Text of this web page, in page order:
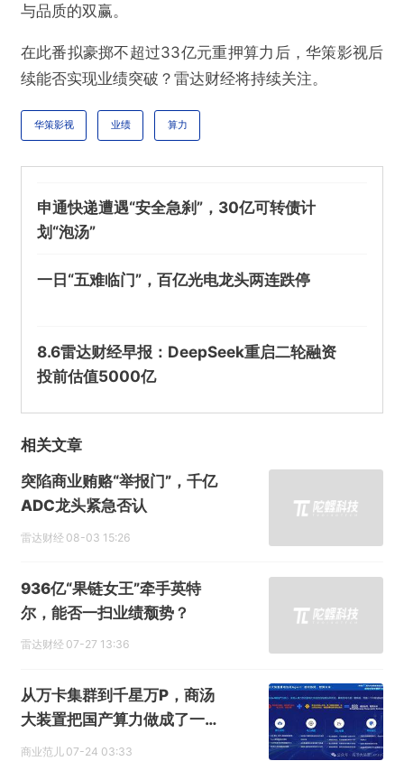
与品质的双赢。
在此番拟豪掷不超过33亿元重押算力后，华策影视后
续能否实现业绩突破？雷达财经将持续关注。
华策影视 业绩 算力
申通快递遭遇“安全急刹”，30亿可转债计
划“泡汤”
一日“五难临门”，百亿光电龙头两连跌停
8.6雷达财经早报：DeepSeek重启二轮融资
投前估值5000亿
相关文章
突陷商业贿赂“举报门”，千亿
ADC龙头紧急否认
雷达财经 08-03 15:26
936亿“果链女王”牵手英特
尔，能否一扫业绩颓势？
雷达财经 07-27 13:36
从万卡集群到千星万P，商汤
大装置把国产算力做成了一门
赚钱生意
商业范儿 07-24 03:33